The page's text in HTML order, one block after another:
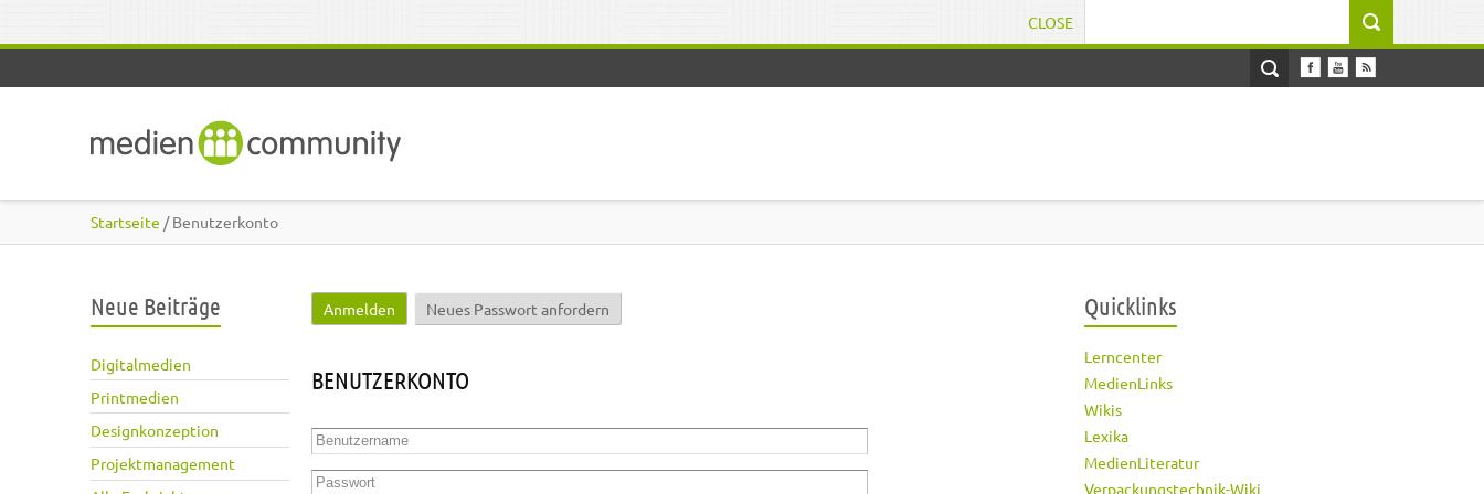
CLOSE
Startseite / Benutzerkonto
Neue Beiträge
Digitalmedien
Printmedien
Designkonzeption
Projektmanagement
Haupt-Reiter
Anmelden (aktiver Reiter)
Neues Passwort anfordern
BENUTZERKONTO
Benutzername
Passwort
Quicklinks
Lerncenter
MedienLinks
Wikis
Lexika
MedienLiteratur
Verpackungstechnik-Wiki